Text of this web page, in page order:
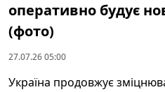
оперативно будує
(фото)
27.07.26 05:00
Україна продовжує